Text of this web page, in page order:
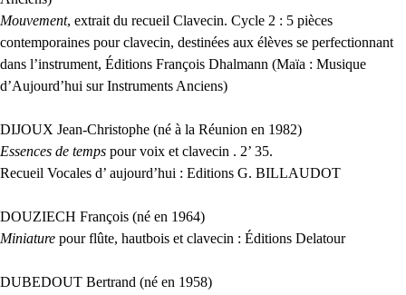
Mouvement, extrait du recueil Clavecin. Cycle 2 : 5 pièces
contemporaines pour clavecin, destinées aux élèves se perfectionnant
dans l’instrument, Éditions François Dhalmann (Maïa : Musique
d’Aujourd’hui sur Instruments Anciens)
DIJOUX Jean-Christophe (né à la Réunion en 1982)
Essences de temps pour voix et clavecin . 2’ 35.
Recueil Vocales d’ aujourd’hui : Editions G. BILLAUDOT
DOUZIECH François (né en 1964)
Miniature pour flûte, hautbois et clavecin : Éditions Delatour
DUBEDOUT Bertrand (né en 1958)